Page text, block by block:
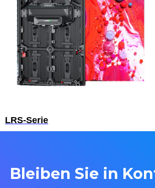
LRS-Serie
Bleiben Sie in